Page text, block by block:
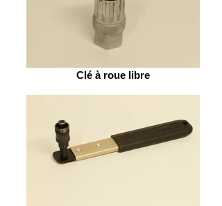
Clé à roue libre